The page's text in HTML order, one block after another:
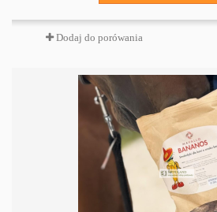
Dodaj do porówania